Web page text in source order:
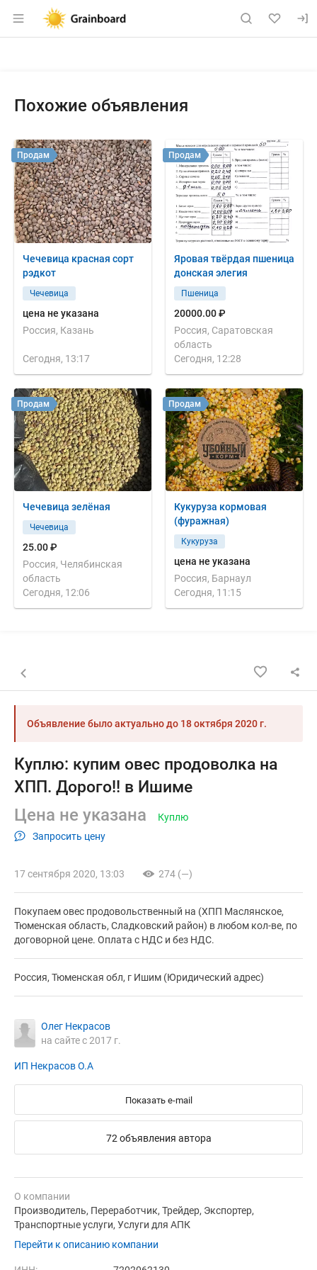
Раздел навигации по сайту
Похожие объявления
Чечевица красная сорт
рэдкот
Чечевица
цена не указана
Россия, Казань
Сегодня, 13:17
Продам
Яровая твёрдая пшеница
донская элегия
Пшеница
20000.00 ₽
Россия, Саратовская
область
Сегодня, 12:28
Продам
Чечевица зелёная
Чечевица
25.00 ₽
Россия, Челябинская
область
Сегодня, 12:06
Продам
Кукуруза кормовая
(фуражная)
Кукуруза
цена не указана
Россия, Барнаул
Сегодня, 11:15
Продам
Назад к списку объявлений
Объявление было актуально до 18 октября 2020 г.
Куплю: купим овес продоволка на
ХПП. Дорого!! в Ишиме
Цена не указана
Запросить цену
Куплю
17 сентября 2020, 13:03 274 (—)
Покупаем овес продовольственный на (ХПП Маслянское,
Тюменская область, Сладковский район) в любом кол-ве, по
договорной цене. Оплата с НДС и без НДС.
Россия, Тюменская обл, г Ишим (Юридический адрес)
Олег Некрасов
на сайте с 2017 г.
ИП Некрасов О.А
Показать e-mail
72 объявления автора
О компании
Производитель, Переработчик, Трейдер, Экспортер,
Транспортные услуги, Услуги для АПК
Перейти к описанию компании